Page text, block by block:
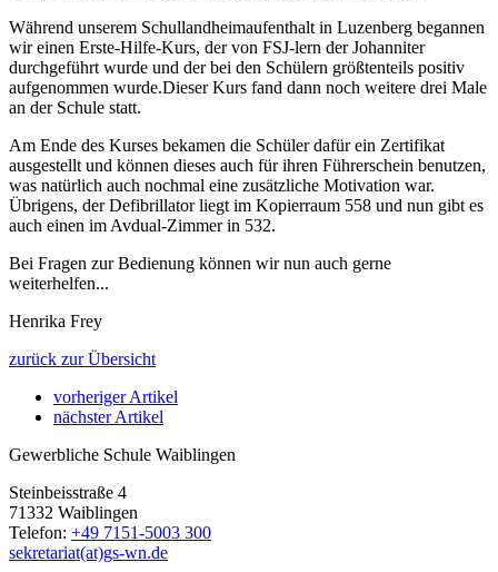
Während unserem Schullandheimaufenthalt in Luzenberg begannen
wir einen Erste-Hilfe-Kurs, der von FSJ-lern der Johanniter
durchgeführt wurde und der bei den Schülern größtenteils positiv
aufgenommen wurde.Dieser Kurs fand dann noch weitere drei Male
an der Schule statt.
Am Ende des Kurses bekamen die Schüler dafür ein Zertifikat
ausgestellt und können dieses auch für ihren Führerschein benutzen,
was natürlich auch nochmal eine zusätzliche Motivation war.
Übrigens, der Defibrillator liegt im Kopierraum 558 und nun gibt es
auch einen im Avdual-Zimmer in 532.
Bei Fragen zur Bedienung können wir nun auch gerne
weiterhelfen...
Henrika Frey
zurück zur Übersicht
vorheriger Artikel
nächster Artikel
Gewerbliche Schule Waiblingen
Steinbeisstraße 4
71332 Waiblingen
Telefon: +49 7151-5003 300
sekretariat(at)gs-wn.de